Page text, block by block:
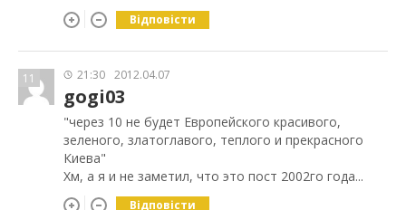
Відповісти
11 21:30 2012.04.07
gogi03
"через 10 не будет Европейского красивого,
зеленого, златоглавого, теплого и прекрасного
Киева"
Хм, а я и не заметил, что это пост 2002го года...
Відповісти